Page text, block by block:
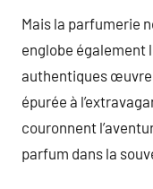
Mais la parfumerie
englobe également
authentiques
épurée à
couronnent
parfum dans la